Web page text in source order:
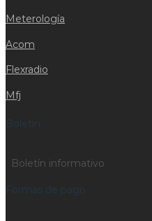
Meterología
Acom
Flexradio
Mfj
Boletín
Boletín informativo
Formas de pago